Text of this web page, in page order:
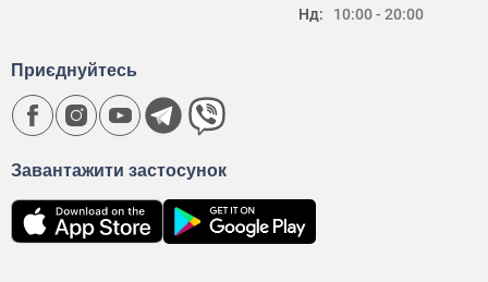
Нд:
10:00 - 20:00
Завантажити застосунок
Приєднуйтесь